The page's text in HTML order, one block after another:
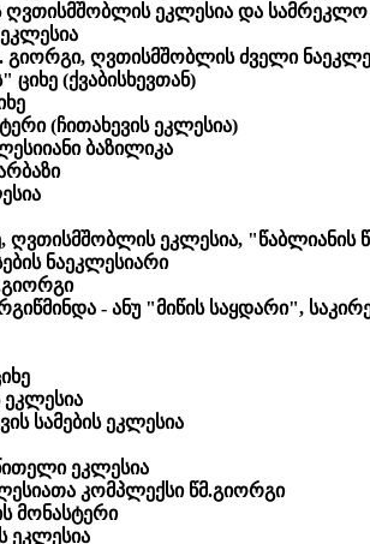
ღვთისმშობლის ეკლესია და სამრეკლო
გიორგი, ღვთისმშობლის ძველი
(ქვაბისხევთან)
(ჩითახევის ეკლესია)
ბაზილიკა
ღვთისმშობლის ეკლესია, "წაბლიანის
ნაეკლესიარი
- ანუ "მიწის საყდარი",
ეკლესია
სამების ეკლესია
ეკლესია
კომპლექსი წმ.გიორგი
მონასტერი
ეკლესია